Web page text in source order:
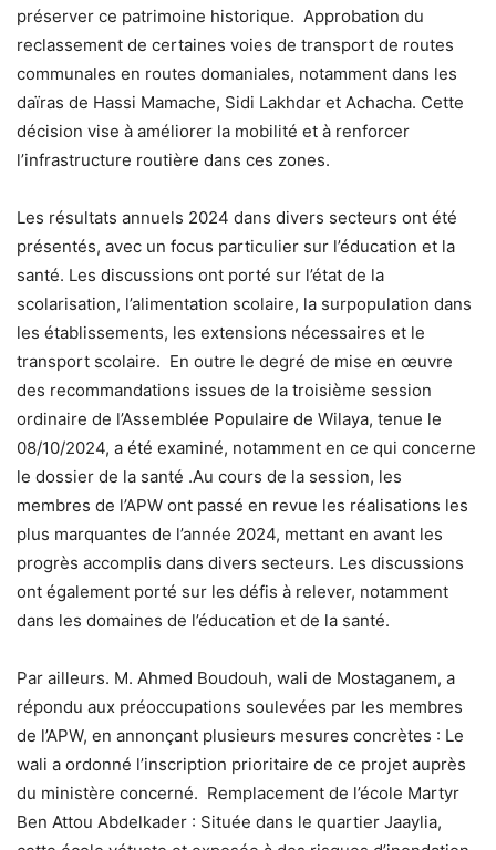
préserver ce patrimoine historique. Approbation du
reclassement de certaines voies de transport de routes
communales en routes domaniales, notamment dans les
daïras de Hassi Mamache, Sidi Lakhdar et Achacha. Cette
décision vise à améliorer la mobilité et à renforcer
l’infrastructure routière dans ces zones.
Les résultats annuels 2024 dans divers secteurs ont été
présentés, avec un focus particulier sur l’éducation et la
santé. Les discussions ont porté sur l’état de la
scolarisation, l’alimentation scolaire, la surpopulation dans
les établissements, les extensions nécessaires et le
transport scolaire. En outre le degré de mise en œuvre
des recommandations issues de la troisième session
ordinaire de l’Assemblée Populaire de Wilaya, tenue le
08/10/2024, a été examiné, notamment en ce qui concerne
le dossier de la santé .Au cours de la session, les
membres de l’APW ont passé en revue les réalisations les
plus marquantes de l’année 2024, mettant en avant les
progrès accomplis dans divers secteurs. Les discussions
ont également porté sur les défis à relever, notamment
dans les domaines de l’éducation et de la santé.
Par ailleurs. M. Ahmed Boudouh, wali de Mostaganem, a
répondu aux préoccupations soulevées par les membres
de l’APW, en annonçant plusieurs mesures concrètes : Le
wali a ordonné l’inscription prioritaire de ce projet auprès
du ministère concerné. Remplacement de l’école Martyr
Ben Attou Abdelkader : Située dans le quartier Jaaylia,